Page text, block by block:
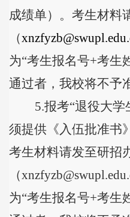
成绩单）。 考生材料
（
为“考生报名号+考生
通过者，我校将不予
5.报考“退役大学
须提供《入伍批准书
考生材料请发至研招
（
为“考生报名号+考生